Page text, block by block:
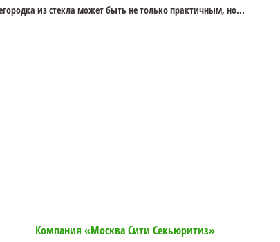
из стекла может быть не только практичным, но...
Компания «Москва Сити Секьюритиз»